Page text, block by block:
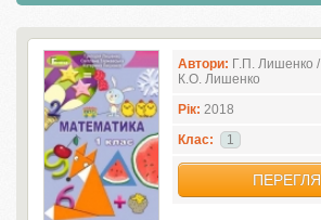
Автори: Г.П. Лишенко
К.О. Лишенко
Рік: 2018
Клас:
1